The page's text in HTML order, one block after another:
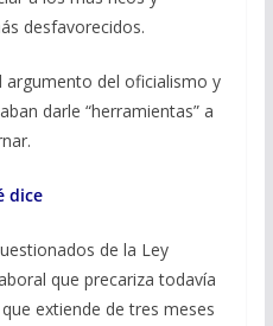
desfavorecidos.
argumento del oficialismo y
darle “herramientas” a
dice
de la Ley
que precariza todavía
extiende de tres meses